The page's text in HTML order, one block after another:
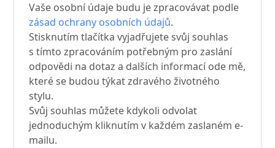
Vaše osobní údaje budu je zpracovávat podle
zásad ochrany osobních údajů.
Stisknutím tlačítka vyjadřujete svůj souhlas
s tímto zpracováním potřebným pro zaslání
odpovědi na dotaz a dalších informací ode mě,
které se budou týkat zdravého životného
stylu.
Svůj souhlas můžete kdykoli odvolat
jednoduchým kliknutím v každém zaslaném e-
mailu.